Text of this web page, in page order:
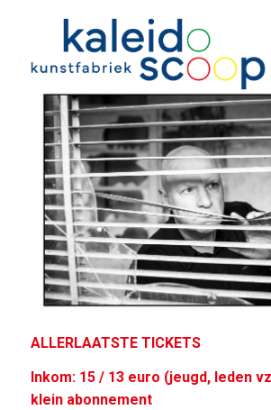
ALLERLAATSTE TICKETS
Inkom: 15 / 13 euro (jeugd, leden
klein abonnement